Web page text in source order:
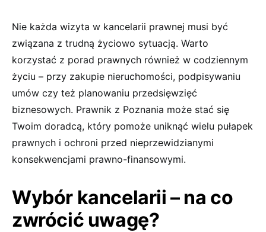
Nie każda wizyta w kancelarii prawnej musi być
związana z trudną życiowo sytuacją. Warto
korzystać z porad prawnych również w codziennym
życiu – przy zakupie nieruchomości, podpisywaniu
umów czy też planowaniu przedsięwzięć
biznesowych. Prawnik z Poznania może stać się
Twoim doradcą, który pomoże uniknąć wielu pułapek
prawnych i ochroni przed nieprzewidzianymi
konsekwencjami prawno-finansowymi.
Wybór kancelarii – na co
zwrócić uwagę?